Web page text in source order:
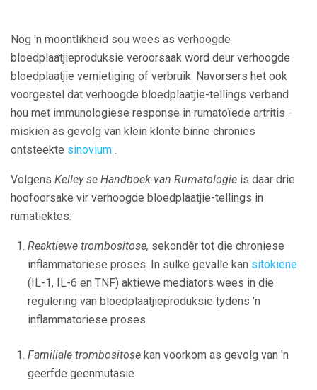
Nog 'n moontlikheid sou wees as verhoogde
bloedplaatjieproduksie veroorsaak word deur verhoogde
bloedplaatjie vernietiging of verbruik. Navorsers het ook
voorgestel dat verhoogde bloedplaatjie-tellings verband
hou met immunologiese response in rumatoïede artritis -
miskien as gevolg van klein klonte binne chronies
ontsteekte sinovium .
Volgens Kelley se Handboek van Rumatologie is daar drie
hoofoorsake vir verhoogde bloedplaatjie-tellings in
rumatiektes:
Reaktiewe trombositose, sekondêr tot die chroniese
inflammatoriese proses. In sulke gevalle kan sitokiene
(IL-1, IL-6 en TNF) aktiewe mediators wees in die
regulering van bloedplaatjieproduksie tydens 'n
inflammatoriese proses.
Familiale trombositose kan voorkom as gevolg van 'n
geërfde geenmutasie.